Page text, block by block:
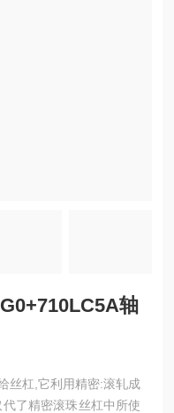
轴
丝杠,它利用精密:滚轧成
了精密滚珠丝杠中所使